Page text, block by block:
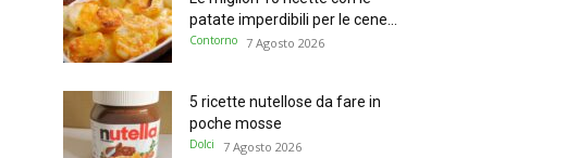
patate imperdibili per le cene...
Contorno 7 Agosto 2026
5 ricette nutellose da fare in
poche mosse
Dolci 7 Agosto 2026